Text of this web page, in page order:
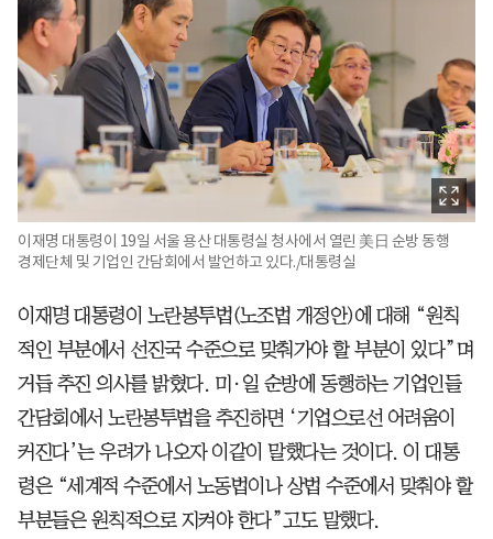
이재명 대통령이 19일 서울 용산 대통령실 청사에서 열린 美日 순방 동행
경제단체 및 기업인 간담회에서 발언하고 있다./대통령실
이재명 대통령이 노란봉투법(노조법 개정안)에 대해 “원칙
적인 부분에서 선진국 수준으로 맞춰가야 할 부분이 있다”며
거듭 추진 의사를 밝혔다. 미·일 순방에 동행하는 기업인들
간담회에서 노란봉투법을 추진하면 ‘기업으로선 어려움이
커진다’는 우려가 나오자 이같이 말했다는 것이다. 이 대통
령은 “세계적 수준에서 노동법이나 상법 수준에서 맞춰야 할
부분들은 원칙적으로 지켜야 한다”고도 말했다.